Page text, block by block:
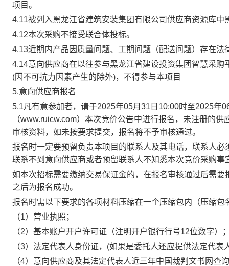
项目。
4.11被列入黑龙江省建筑安装集团有限公司供应商资源库
4.12本次采购不接受联合体投标。
4.13近期内产品因质量问题、工期问题（配送问题）存在法
4.14意向供应商在以往参与黑龙江省建设投资集团智慧采购
(因不可抗力因素产生的除外)，不得参与本项目
5.意向供应商报名
5.1凡有意参加者，请于2025年05月31日 10:00时至2025年
（www.ruicw.com）本次竞价公告中进行报名，未注册的
审核资料，如未按要求提交，报名将不予审核通过。
报名时一定要预留负责本项目的联系人及其电话，联系人
联系不到意向供应商或者预留联系人不知悉本次竞价采购
如本次招标需要缴纳交易保证金的，在报名审核通过后需
之后为报名成功。
报名时需以下要求的各项材料压缩在一个压缩包内（压缩包
（1）营业执照；
（2）基本账户开户许可证（注明开户银行行号12位数字）
（3）法定代表人身份证，(如果是委托人还应提供法定代
（4）意向供应商及其法定代表人近三年中国裁判文书网查